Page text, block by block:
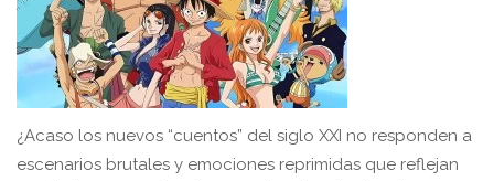
¿Acaso los nuevos “cuentos” del siglo XXI no responden a
escenarios brutales y emociones reprimidas que reflejan